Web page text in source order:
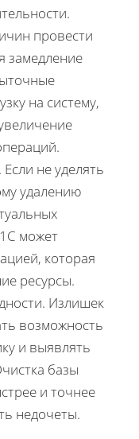
провести
замедление
на систему,
не уделять
удалению
может
которая
ресурсы.
Излишек
возможность
и выявлять
базы
и точнее
недочеты.